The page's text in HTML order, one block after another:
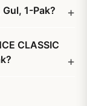
Gul, 1-Pak?
CLASSIC